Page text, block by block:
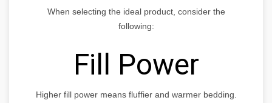
When selecting the ideal product, consider the
following:
Fill Power
Higher fill power means fluffier and warmer bedding.